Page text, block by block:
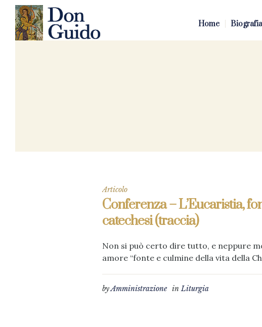
Home Biografia
Articolo
Conferenza – L’Eucaristia,
catechesi (traccia)
Non si può certo dire tutto, e neppure
amore “fonte e culmine della vita della
byAmministrazione inLiturgia